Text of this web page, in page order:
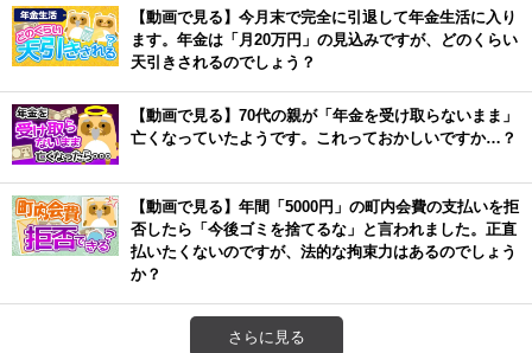
【動画で見る】今月末で完全に引退して年金生活に入り
ます。年金は「月20万円」の見込みですが、どのくらい
天引きされるのでしょう？
【動画で見る】70代の親が「年金を受け取らないまま」
亡くなっていたようです。これっておかしいですか…？
【動画で見る】年間「5000円」の町内会費の支払いを拒
否したら「今後ゴミを捨てるな」と言われました。正直
払いたくないのですが、法的な拘束力はあるのでしょう
か？
さらに見る